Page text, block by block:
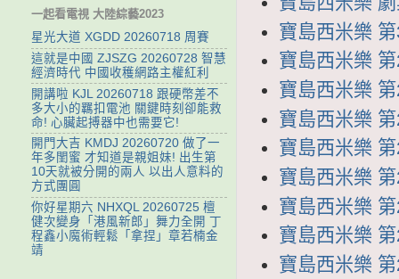
寶島西米樂
寶島西米樂
寶島西米樂
寶島西米樂
寶島西米樂
寶島西米樂
寶島西米樂
寶島西米樂
寶島西米樂
一起看電視 大陸綜藝2023
星光大道 XGDD 20260718 周賽
這就是中國 ZJSZG 20260728 智慧
經濟時代 中國收穫網路主權紅利
開講啦 KJL 20260718 跟硬幣差不
多大小的羈扣電池 關鍵時刻卻能救
命! 心臟起搏器中也需要它!
開門大吉 KMDJ 20260720 做了一
年多閨蜜 才知道是親姐妹! 出生第
10天就被分開的兩人 以出人意料的
方式團圓
你好星期六 NHXQL 20260725 檀
健次變身「港風新郎」舞力全開 丁
程鑫小魔術輕鬆「拿捏」章若楠金
靖